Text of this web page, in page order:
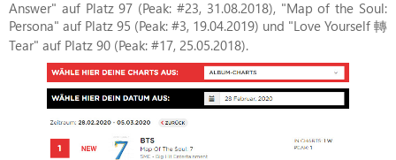
Answer" auf Platz 97 (Peak: #23, 31.08.2018), "Map of the Soul:
Persona" auf Platz 95 (Peak: #3, 19.04.2019) und "Love Yourself 轉
Tear" auf Platz 90 (Peak: #17, 25.05.2018).